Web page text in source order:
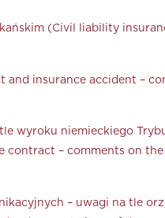
(Civil liability
and insurance accident –
wyroku niemieckiego
contract – comments on
– uwagi na tle